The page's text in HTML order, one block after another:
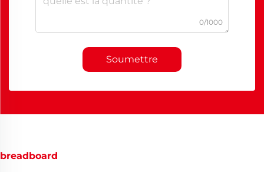
0/1000
Soumettre
breadboard